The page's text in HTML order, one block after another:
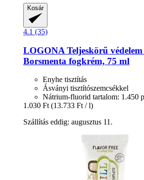
Kosár
4.1 (35)
LOGONA Teljeskörű
Borsmenta fogkrém, 75 ml
Enyhe tisztítás
Ásványi tisztítószemcsékkel
Nátrium-fluorid tartalom: 1.450
1.030 Ft (13.733 Ft / l)
Szállítás eddig: augusztus 11.